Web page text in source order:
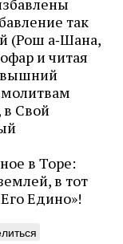
так
(Рош а‑Шана,
и читая
молитвам
в Свой
в Торе:
в тот
Едино»!